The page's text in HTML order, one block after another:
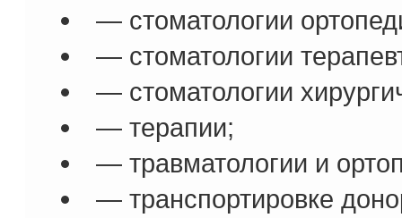
— стоматологии
— стоматологии
— стоматологии
— терапии;
— травматологии и
— транспортировке